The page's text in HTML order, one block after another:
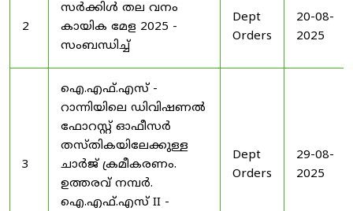
2
സർക്കിൾ തല വനം
കായിക മേള 2025 -
സംബന്ധിച്ച്
Dept
Orders
20-08-
2025
3
ഐ.എഫ്.എസ് -
റാന്നിയിലെ ഡിവിഷണൽ
ഫോറസ്റ്റ് ഓഫീസർ
തസ്തികയിലേക്കുള്ള
ചാർജ് ക്രമീകരണം.
ഉത്തരവ് നമ്പർ.
ഐ.എഫ്.എസ് II -
Dept
Orders
29-08-
2025